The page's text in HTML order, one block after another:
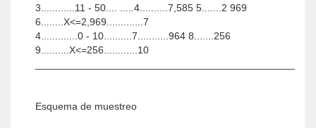
3............11 - 50.... .....4..........7,585 5.......2 969
6........X<=2,969.............7
4.............0 - 10..........7...........964 8.......256
9..........X<=256............10
Esquema de muestreo